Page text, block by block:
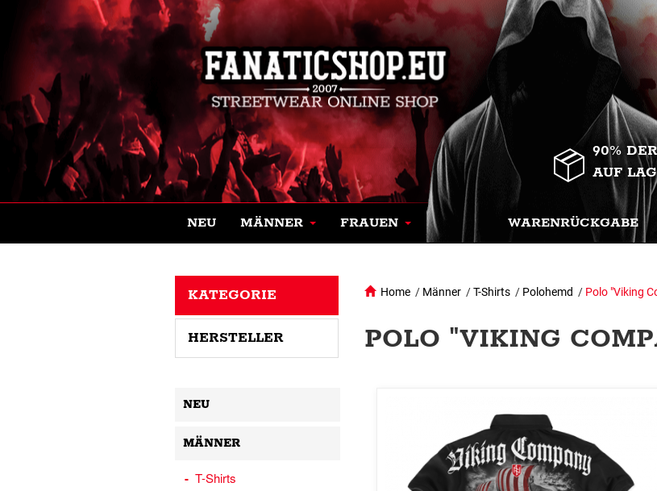
90%
AUF
NEU MÄNNER FRAUEN WARENRÜCKGABE
Home / Männer /T-Shirts / Polohemd / Polo "Viking
POLO "VIKING
KATEGORIE
HERSTELLER
NEU
MÄNNER
T-Shirts